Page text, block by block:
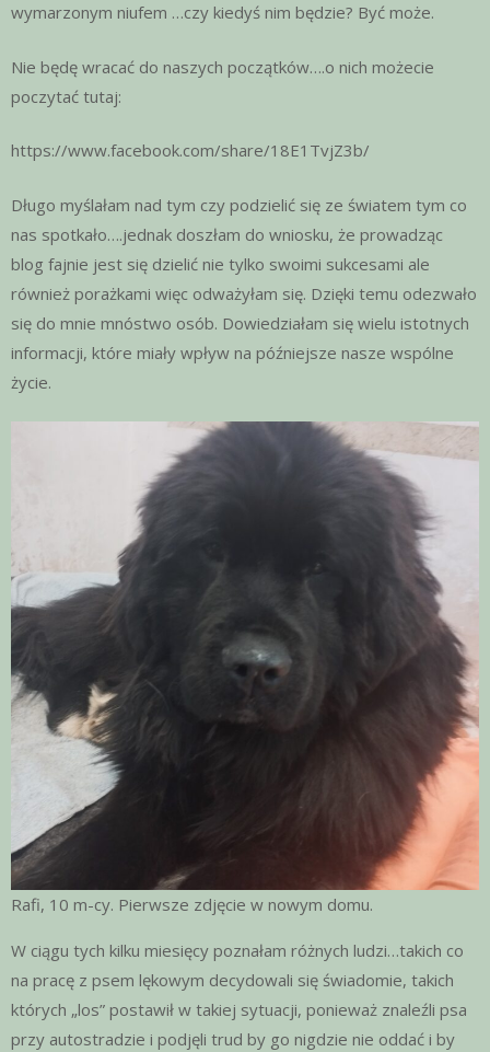
wymarzonym niufem …czy kiedyś nim będzie? Być może.
Nie będę wracać do naszych początków….o nich możecie
poczytać tutaj:
https://www.facebook.com/share/18E1TvjZ3b/
Długo myślałam nad tym czy podzielić się ze światem tym co
nas spotkało….jednak doszłam do wniosku, że prowadząc
blog fajnie jest się dzielić nie tylko swoimi sukcesami ale
również porażkami więc odważyłam się. Dzięki temu odezwało
się do mnie mnóstwo osób. Dowiedziałam się wielu istotnych
informacji, które miały wpływ na późniejsze nasze wspólne
życie.
Rafi, 10 m-cy. Pierwsze zdjęcie w nowym domu.
W ciągu tych kilku miesięcy poznałam różnych ludzi…takich co
na pracę z psem lękowym decydowali się świadomie, takich
których „los” postawił w takiej sytuacji, ponieważ znaleźli psa
przy autostradzie i podjęli trud by go nigdzie nie oddać i by